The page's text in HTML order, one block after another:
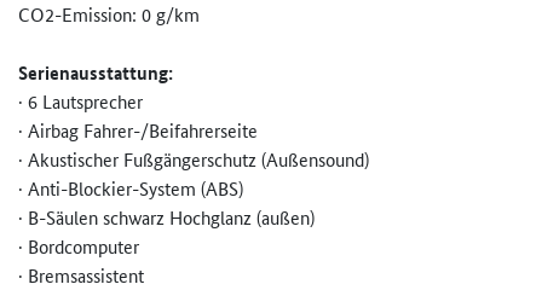
CO2-Emission: 0 g/km
Serienausstattung:
· 6 Lautsprecher
· Airbag Fahrer-/Beifahrerseite
· Akustischer Fußgängerschutz (Außensound)
· Anti-Blockier-System (ABS)
· B-Säulen schwarz Hochglanz (außen)
· Bordcomputer
· Bremsassistent